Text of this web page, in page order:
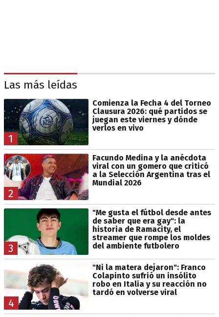
Las más leídas
1
Comienza la Fecha 4 del Torneo
Clausura 2026: qué partidos se
juegan este viernes y dónde
verlos en vivo
2
Facundo Medina y la anécdota
viral con un gomero que criticó
a la Selección Argentina tras el
Mundial 2026
3
"Me gusta el fútbol desde antes
de saber que era gay": la
historia de Ramacity, el
streamer que rompe los moldes
del ambiente futbolero
4
"Ni la matera dejaron": Franco
Colapinto sufrió un insólito
robo en Italia y su reacción no
tardó en volverse viral